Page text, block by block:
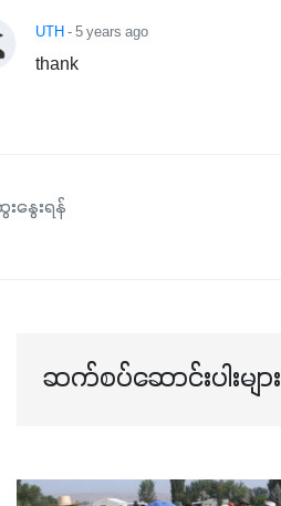
UTH- 5 years ago
thank
နွေးရန်
ဆက်စပ်ဆောင်းပါးများ